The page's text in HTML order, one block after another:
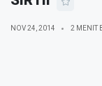
NOV 24, 2014 2 MENIT